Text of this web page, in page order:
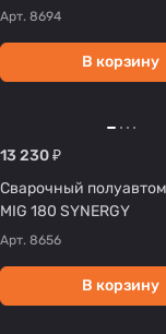
Арт. 8694
В корзину
13 230 ₽
Сварочный
MIG 180 SYNERGY
Арт. 8656
В корзину